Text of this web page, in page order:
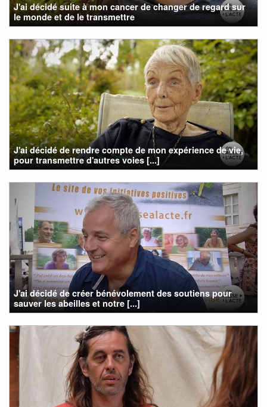
J'ai décidé suite à mon cancer de changer de regard sur
le monde et de le transmettre
J'ai décidé de rendre compte de mon expérience de vie,
pour transmettre d'autres voies [...]
J'ai décidé de créer bénévolement des soutiens pour
sauver les abeilles et notre [...]